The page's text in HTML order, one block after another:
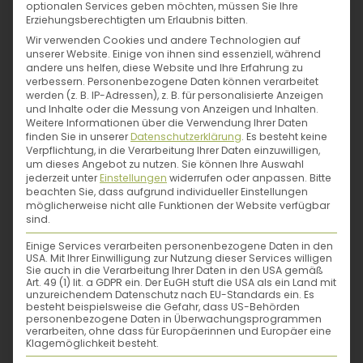
Andererseits habe
ich als Apothekerin
und
Kräuterliebhaberin
immer schon
gespürt, dass es
nicht allein die
messbaren
Inhaltsstoffe
ausmachen, ob
etwas gesund ist.
Sinnliches,
Seelisches und
Energetisches
kommen hinzu –
was, nicht nur beim
optionalen Services geben möchten, müssen Sie Ihre
Erziehungsberechtigten um Erlaubnis bitten.
Wir verwenden Cookies und andere Technologien auf
unserer Website. Einige von ihnen sind essenziell, während
andere uns helfen, diese Website und Ihre Erfahrung zu
verbessern. Personenbezogene Daten können verarbeitet
werden (z. B. IP-Adressen), z. B. für personalisierte Anzeigen
und Inhalte oder die Messung von Anzeigen und Inhalten.
Weitere Informationen über die Verwendung Ihrer Daten
finden Sie in unsererDatenschutzerklärung. Es besteht keine
Verpflichtung, in die Verarbeitung Ihrer Daten einzuwilligen,
um dieses Angebot zu nutzen. Sie können Ihre Auswahl
jederzeit unterEinstellungen widerrufen oder anpassen. Bitte
beachten Sie, dass aufgrund individueller Einstellungen
möglicherweise nicht alle Funktionen der Website verfügbar
sind.
Einige Services verarbeiten personenbezogene Daten in den
USA. Mit Ihrer Einwilligung zur Nutzung dieser Services willigen
Sie auch in die Verarbeitung Ihrer Daten in den USA gemäß
Art. 49 (1) lit. a GDPR ein. Der EuGH stuft die USA als ein Land mit
unzureichendem Datenschutz nach EU-Standards ein. Es
besteht beispielsweise die Gefahr, dass US-Behörden
personenbezogene Daten in Überwachungsprogrammen
verarbeiten, ohne dass für Europäerinnen und Europäer eine
Klagemöglichkeit besteht.